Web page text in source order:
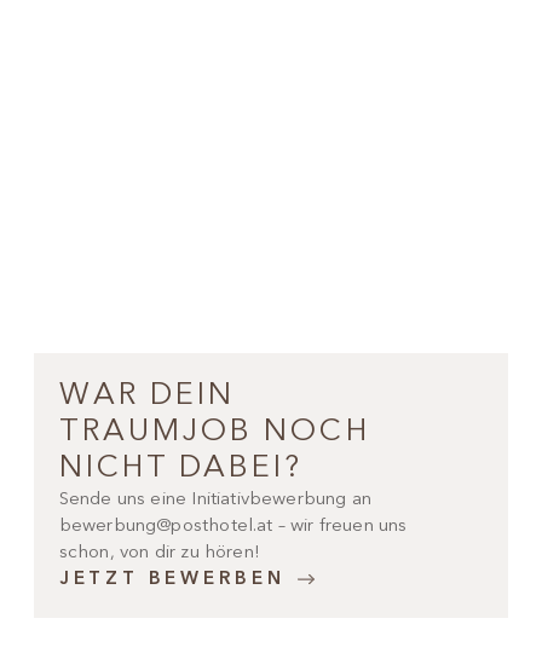
WAR DEIN
TRAUMJOB NOCH
NICHT DABEI?
Sende uns eine Initiativbewerbung an
bewerbung@posthotel.at – wir freuen uns
schon, von dir zu hören!
JETZT BEWERBEN